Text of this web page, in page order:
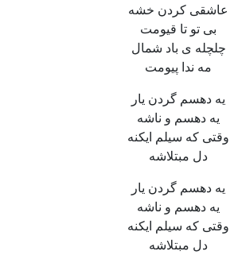
عاشقی کردن خشه
بی تو تا قیومت
چلچله ی باد شمال
مه ندا پیومت
یه دهسم گردن یار
یه دهسم و ناشه
وقتی که سیلم ایکنه
دل مبتلاشه
یه دهسم گردن یار
یه دهسم و ناشه
وقتی که سیلم ایکنه
دل مبتلاشه